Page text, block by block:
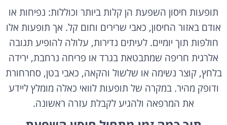
תופעות חיסון השפעת הן קלות ביותר וכוללות: נפיחות או
אודם באזור החיסון, כאבי שרירים וחום קל. אך תופעות אלו
חולפות תוך יומיים. לעיתים נדירות, עלולה להופיע תגובה
אלרגית חריפה שמתבטאת בגרד או פריחה נרחבת, ירידה
בלחץ, קוצר נשימה או שלשול והקאה, כאבי בטן, סחרחורת
ודופק מהיר. במקרה של תופעות לוואי כאלה מומלץ ליידע
את המרפאה ולהגיע לקבלת עזרה ראשונה.